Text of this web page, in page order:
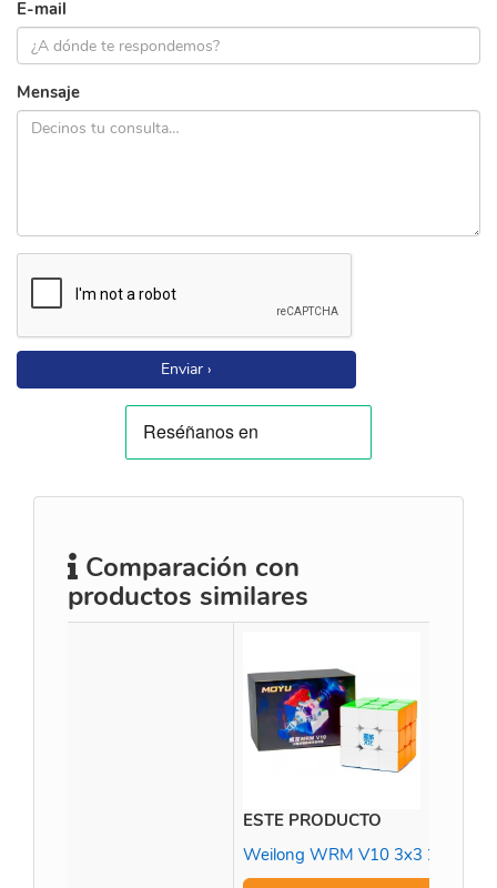
E-mail
Mensaje
Enviar ›
Comparación con
productos similares
ESTE PRODUCTO
Weilong WRM V10 3x3 20M Ball